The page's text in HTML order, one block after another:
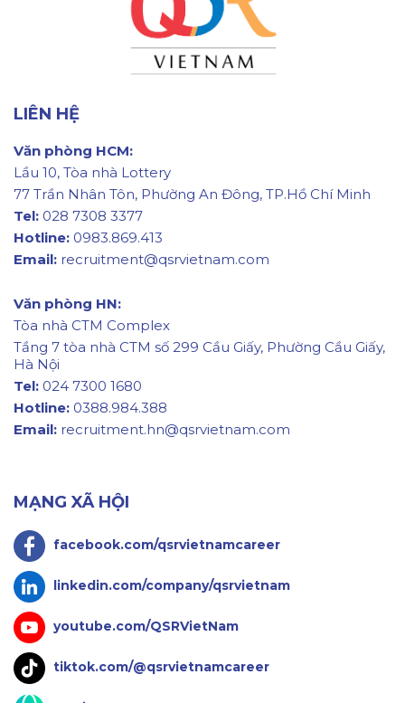
LIÊN HỆ
Văn phòng HCM:
Lầu 10, Tòa nhà Lottery
77 Trần Nhân Tôn, Phường An Đông, TP.Hồ Chí Minh
Tel: 028 7308 3377
Hotline: 0983.869.413
Email: recruitment@qsrvietnam.com
Văn phòng HN:
Tòa nhà CTM Complex
Tầng 7 tòa nhà CTM số 299 Cầu Giấy, Phường Cầu Giấy,
Hà Nội
Tel: 024 7300 1680
Hotline: 0388.984.388
Email: recruitment.hn@qsrvietnam.com
MẠNG XÃ HỘI
facebook.com/qsrvietnamcareer
linkedin.com/company/qsrvietnam
youtube.com/QSRVietNam
tiktok.com/@qsrvietnamcareer